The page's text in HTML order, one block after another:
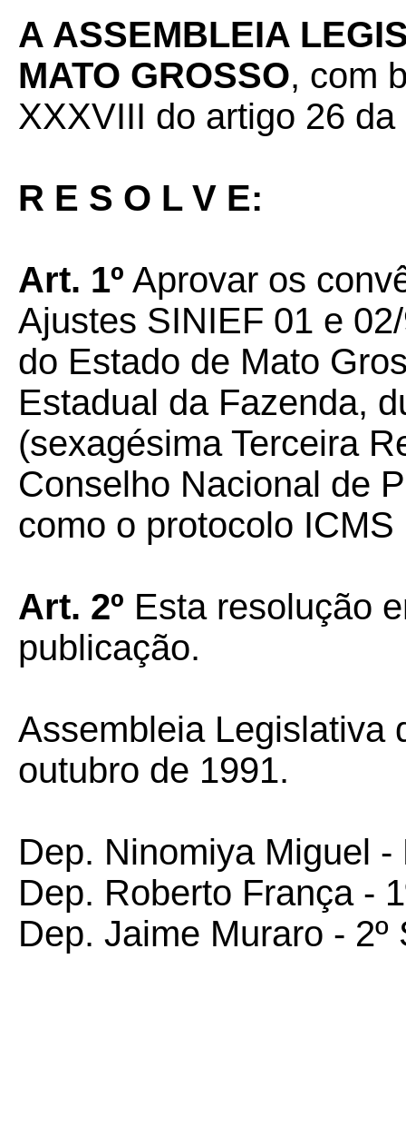
A ASSEMBLEIA
MATO GROSSO, com
XXXVIII do artigo 26
R E S O L V E:
Art. 1º Aprovar os
Ajustes SINIEF 01 e
do Estado de Mato
Estadual da Fazenda,
(sexagésima Terceira
Conselho Nacional de
como o protocolo ICMS
Art. 2º Esta resolução
publicação.
Assembleia Legislativa
outubro de 1991.
Dep. Ninomiya Miguel -
Dep. Roberto França -
Dep. Jaime Muraro - 2º